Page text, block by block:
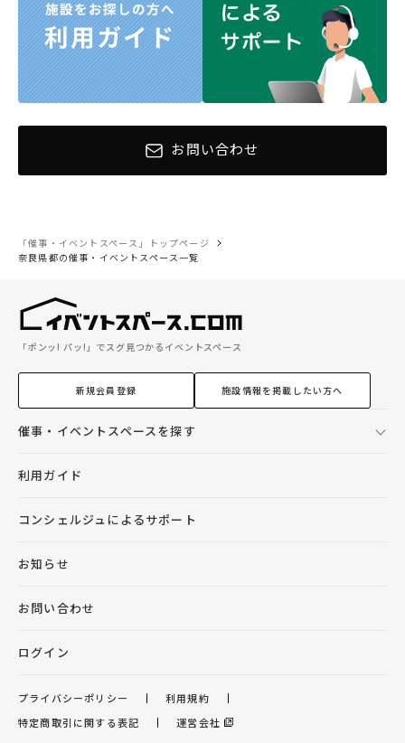
お問い合わせ
「催事・イベントスペース」トップページ
奈良県都の催事・イベントスペース一覧
「ポンッ! パッ!」でスグ見つかるイベントスペース
新規会員登録 施設情報を掲載したい方へ
催事・イベントスペースを探す
利用ガイド
コンシェルジュによるサポート
お知らせ
お問い合わせ
ログイン
プライバシーポリシー
利用規約
特定商取引に関する表記
運営会社